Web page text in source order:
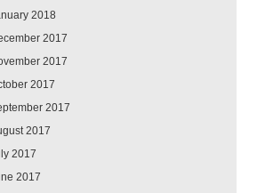
2018
2017
2017
2017
2017
2017
2017
2017